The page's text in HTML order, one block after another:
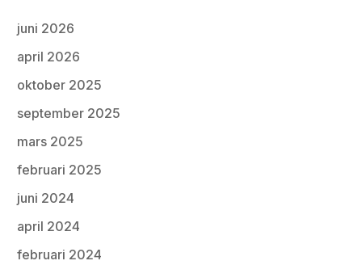
juni 2026
april 2026
oktober 2025
september 2025
mars 2025
februari 2025
juni 2024
april 2024
februari 2024